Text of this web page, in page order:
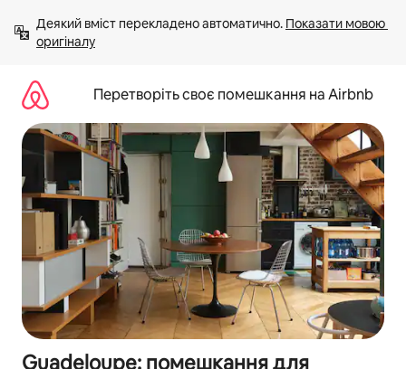
вмісту
Деякий вміст перекладено автоматично. Показати мовою
оригіналу
Перетворіть своє помешкання на Airbnb
Guadeloupe: помешкання для